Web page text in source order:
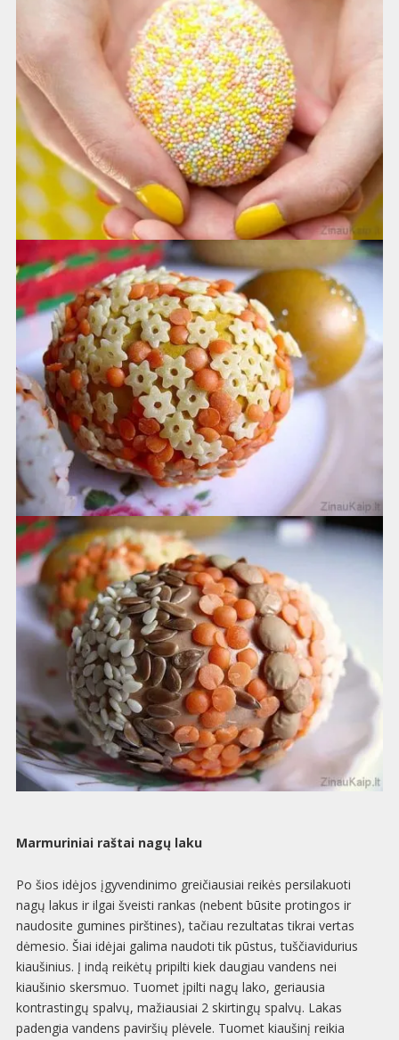
Marmuriniai raštai nagų laku
Po šios idėjos įgyvendinimo greičiausiai reikės persilakuoti
nagų lakus ir ilgai šveisti rankas (nebent būsite protingos ir
naudosite gumines pirštines), tačiau rezultatas tikrai vertas
dėmesio. Šiai idėjai galima naudoti tik pūstus, tuščiavidurius
kiaušinius. Į indą reikėtų pripilti kiek daugiau vandens nei
kiaušinio skersmuo. Tuomet įpilti nagų lako, geriausia
kontrastingų spalvų, mažiausiai 2 skirtingų spalvų. Lakas
padengia vandens paviršių plėvele. Tuomet kiaušinį reikia